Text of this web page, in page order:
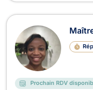
Prochain RDV